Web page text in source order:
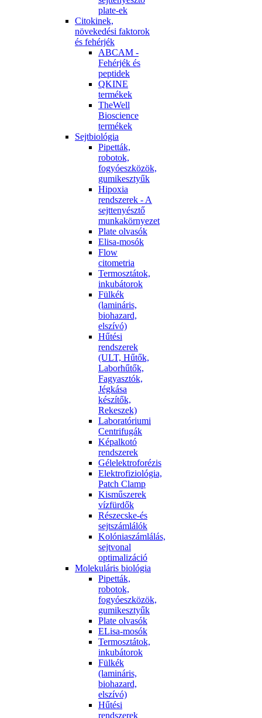
plate-ek
Citokinek,
növekedési faktorok
és fehérjék
ABCAM -
Fehérjék és
peptidek
QKINE
termékek
TheWell
Bioscience
termékek
Sejtbiológia
Pipetták,
robotok,
fogyóeszközök,
gumikesztyűk
Hipoxia
rendszerek - A
sejttenyésztő
munkakörnyezet
Plate olvasók
Elisa-mosók
Flow
citometria
Termosztátok,
inkubátorok
Fülkék
(lamináris,
biohazard,
elszívó)
Hűtési
rendszerek
(ULT, Hűtők,
Laborhűtők,
Fagyasztók,
Jégkása
készítők,
Rekeszek)
Laboratóriumi
Centrifugák
Képalkotó
rendszerek
Gélelektroforézis
Elektrofiziológia,
Patch Clamp
Kisműszerek
vízfürdők
Részecske-és
sejtszámlálók
Kolóniaszámlálás,
sejtvonal
optimalizáció
Molekuláris biológia
Pipetták,
robotok,
fogyóeszközök,
gumikesztyűk
Plate olvasók
ELisa-mosók
Termosztátok,
inkubátorok
Fülkék
(lamináris,
biohazard,
elszívó)
Hűtési
rendszerek